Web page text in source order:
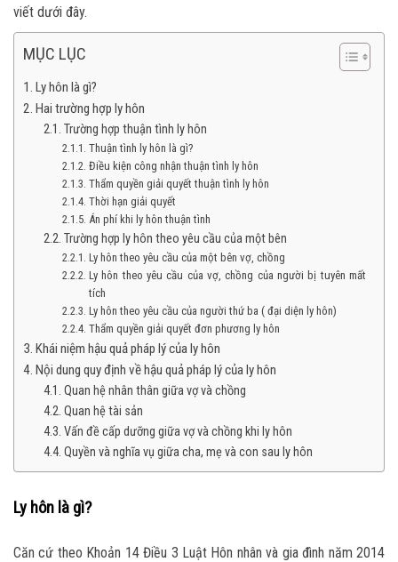
viết dưới đây.
MỤC LỤC
Ly hôn là gì?
Hai trường hợp ly hôn
Trường hợp thuận tình ly hôn
Thuận tình ly hôn là gì?
Điều kiện công nhận thuận tình ly hôn
Thẩm quyền giải quyết thuận tình ly hôn
Thời hạn giải quyết
Án phí khi ly hôn thuận tình
Trường hợp ly hôn theo yêu cầu của một bên
Ly hôn theo yêu cầu của một bên vợ, chồng
Ly hôn theo yêu cầu của vợ, chồng của người bị tuyên mất
tích
Ly hôn theo yêu cầu của người thứ ba ( đại diện ly hôn)
Thẩm quyền giải quyết đơn phương ly hôn
Khái niệm hậu quả pháp lý của ly hôn
Nội dung quy định về hậu quả pháp lý của ly hôn
Quan hệ nhân thân giữa vợ và chồng
Quan hệ tài sản
Vấn đề cấp dưỡng giữa vợ và chồng khi ly hôn
Quyền và nghĩa vụ giữa cha, mẹ và con sau ly hôn
Ly hôn là gì?
Căn cứ theo Khoản 14 Điều 3 Luật Hôn nhân và gia đình năm 2014